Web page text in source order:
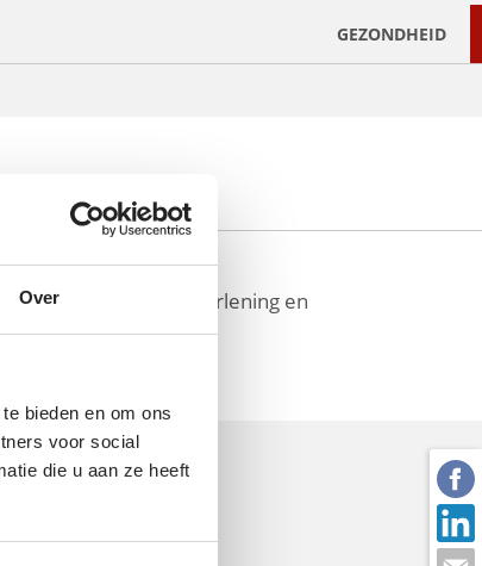
Over
bieden en om ons
voor social
die u aan ze heeft
GEZONDHEID
d.m.v. zorgverlening en